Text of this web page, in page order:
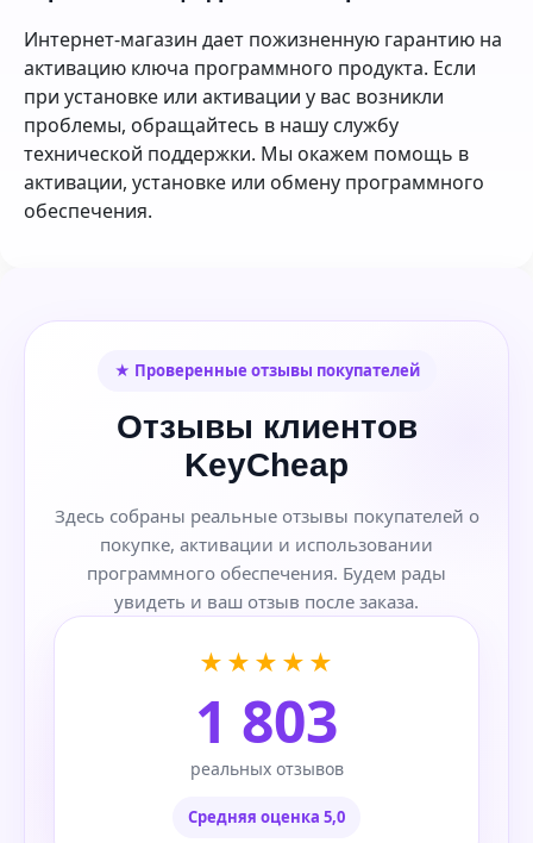
Интернет-магазин дает пожизненную гарантию на
активацию ключа программного продукта. Если
при установке или активации у вас возникли
проблемы, обращайтесь в нашу службу
технической поддержки. Мы окажем помощь в
активации, установке или обмену программного
обеспечения.
★ Проверенные отзывы покупателей
Отзывы клиентов
KeyCheap
Здесь собраны реальные отзывы покупателей о
покупке, активации и использовании
программного обеспечения. Будем рады
увидеть и ваш отзыв после заказа.
★★★★★
1 803
реальных отзывов
Средняя оценка 5,0